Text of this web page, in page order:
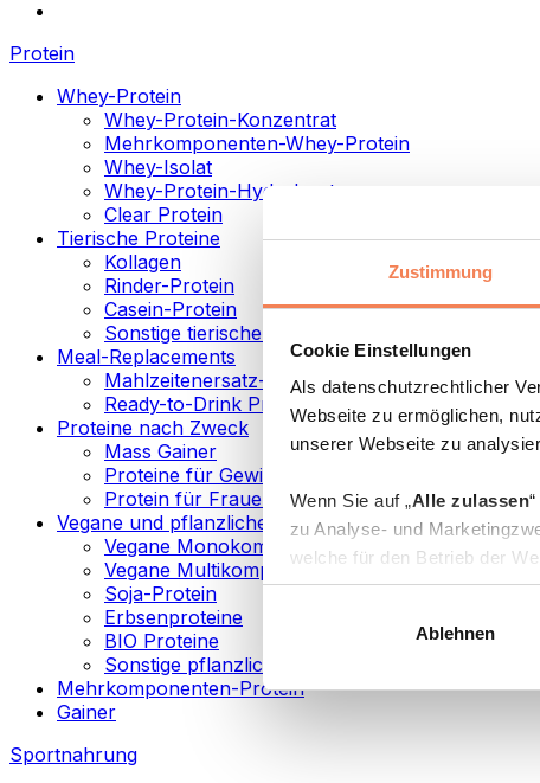
Zustimmung
Cookie Einstellungen
Als datenschutzrechtlicher
Webseite zu ermöglichen,
unserer Webseite zu
Wenn Sie auf „Alle zulassen
zu Analyse- und
welche für den Betrieb der
„Anpassen“ einzelne
Weitere Informationen über
Ablehnen
Protein
Whey-Protein
Whey-Protein-Konzentrat
Mehrkomponenten-Whey-Protein
Whey-Isolat
Whey-Protein-Hydrolysat
Clear Protein
Tierische Proteine
Kollagen
Rinder-Protein
Casein-Protein
Sonstige tierische Proteine
Meal-Replacements
Mahlzeitenersatz-Pulver
Ready-to-Drink Proteingetränke
Proteine nach Zweck
Mass Gainer
Proteine für Gewichtsverlust
Protein für Frauen
Vegane und pflanzliche Proteine
Vegane Monokomponenten-Proteine
Vegane Multikomponenten-Proteine
Soja-Protein
Erbsenproteine
BIO Proteine
Sonstige pflanzliche Proteine
Mehrkomponenten-Protein
Gainer
Sportnahrung